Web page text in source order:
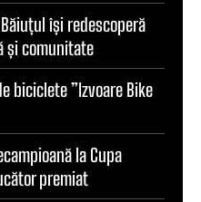
își redescoperă
și comunitate
biciclete ”Izvoare Bike
la Cupa
premiat